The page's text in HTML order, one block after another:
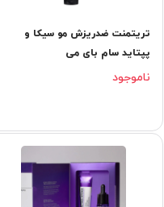
تریتمنت ضدریزش مو سیکا و
پپتاید سام بای می
ناموجود